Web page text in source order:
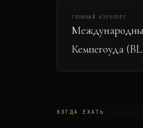
ГЛАВНЫЙ АЭРОПОРТ
Кемпегоуда
КОГДА ЕХАТЬ